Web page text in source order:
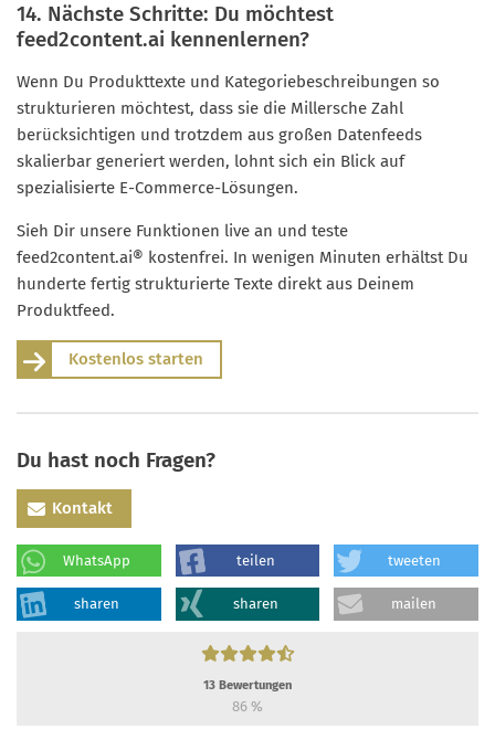
14. Nächste Schritte: Du möchtest
feed2content.ai kennenlernen?
Wenn Du Produkttexte und Kategoriebeschreibungen so
strukturieren möchtest, dass sie die Millersche Zahl
berücksichtigen und trotzdem aus großen Datenfeeds
skalierbar generiert werden, lohnt sich ein Blick auf
spezialisierte E-Commerce-Lösungen.
Sieh Dir unsere Funktionen live an und teste
feed2content.ai® kostenfrei. In wenigen Minuten erhältst Du
hunderte fertig strukturierte Texte direkt aus Deinem
Produktfeed.
Kostenlos starten
Du hast noch Fragen?
Kontakt
WhatsApp teilen tweeten
sharen sharen mailen
13 Bewertungen
86 %